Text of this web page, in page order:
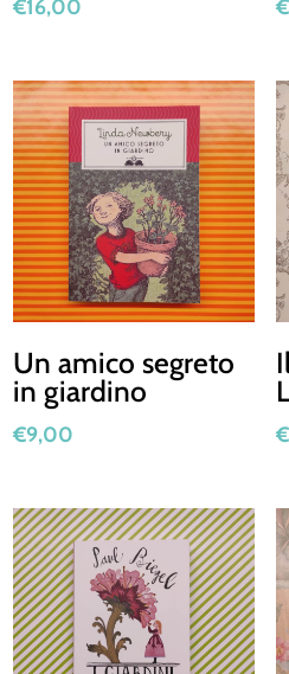
€16,00 €
Un amico segreto
in giardino
€9,00 €